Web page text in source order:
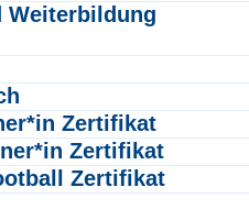
Weiterbildung
Zertifikat
Zertifikat
Zertifikat